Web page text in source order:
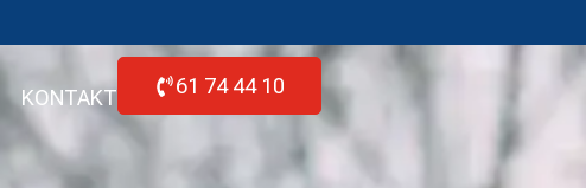
KONTAKT 61 74 44 10